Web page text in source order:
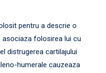
pentru a descrie o
asociaza folosirea lui cu
distrugerea cartilajului
humerale cauzeaza